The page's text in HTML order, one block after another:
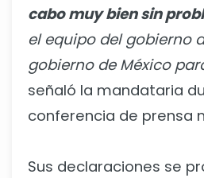
cabo muy bien sin
el equipo del gobierno
gobierno de México
señaló la mandataria
conferencia de prensa
Sus declaraciones se